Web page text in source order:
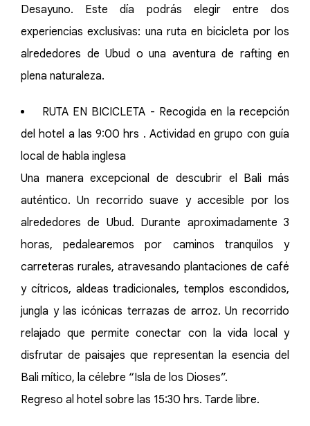
Desayuno. Este día podrás elegir entre dos
experiencias exclusivas: una ruta en bicicleta por los
alrededores de Ubud o una aventura de rafting en
plena naturaleza.
RUTA EN BICICLETA - Recogida en la recepción
del hotel a las 9:00 hrs . Actividad en grupo con guía
local de habla inglesa
Una manera excepcional de descubrir el Bali más
auténtico. Un recorrido suave y accesible por los
alrededores de Ubud. Durante aproximadamente 3
horas, pedalearemos por caminos tranquilos y
carreteras rurales, atravesando plantaciones de café
y cítricos, aldeas tradicionales, templos escondidos,
jungla y las icónicas terrazas de arroz. Un recorrido
relajado que permite conectar con la vida local y
disfrutar de paisajes que representan la esencia del
Bali mítico, la célebre “Isla de los Dioses”.
Regreso al hotel sobre las 15:30 hrs. Tarde libre.